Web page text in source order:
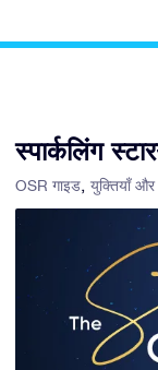
स्पार्कलिंग
OSR गाइड युक्तियाँ और